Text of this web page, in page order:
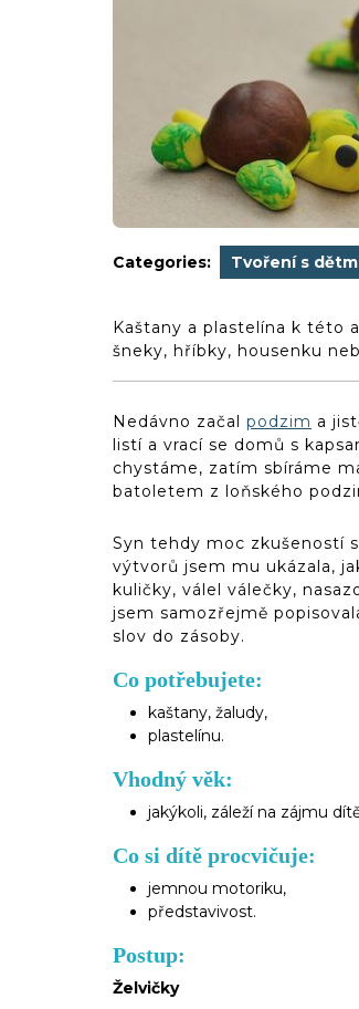
Categories: Tvoření s
Kaštany a plastelína k této
šneky, hříbky, housenku
Nedávno začal podzim a
listí a vrací se domů s
chystáme, zatím sbíráme
batoletem z loňského
Syn tehdy moc zkušeností
výtvorů jsem mu ukázala,
kuličky, válel válečky,
jsem samozřejmě
slov do zásoby.
Co potřebujete:
kaštany, žaludy,
plastelínu.
Vhodný věk:
jakýkoli, záleží na zájmu
Co si dítě procvičuje:
jemnou motoriku,
představivost.
Postup:
Želvičky